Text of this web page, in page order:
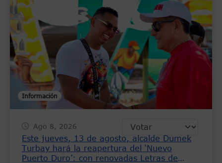
Información
Ago 8, 2026
Este jueves, 13 de agosto, alcalde Dumek
Turbay hará la reapertura del ‘Nuevo
Puerto Duro’: con renovadas Letras de